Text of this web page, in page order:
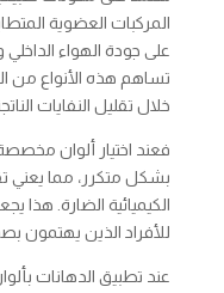
على جودة الهواء
تساهم هذه الأنواع من
خلال تقليل النفايات
فعند اختيار ألوان
بشكل متكرر، مما يعني
الكيميائية الضارة. هذا
للأفراد الذين
عند تطبيق الدهانات